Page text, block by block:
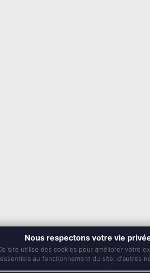
Nous respectons votre vie
site utilise des cookies pour améliorer votre
au fonctionnement du site, d'autres